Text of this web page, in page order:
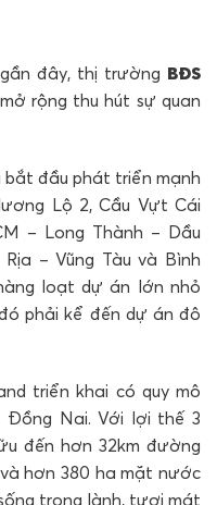
đây, thị trường BĐS
rộng thu hút sự quan
bắt đầu phát triển mạnh
Lộ 2, Cầu Vựt Cái
– Long Thành – Dầu
– Vũng Tàu và Bình
loạt dự án lớn nhỏ
phải kể đến dự án đô
triển khai có quy mô
Đồng Nai. Với lợi thế 3
đến hơn 32km đường
hơn 380 ha mặt nước
trong lành, tươi mát